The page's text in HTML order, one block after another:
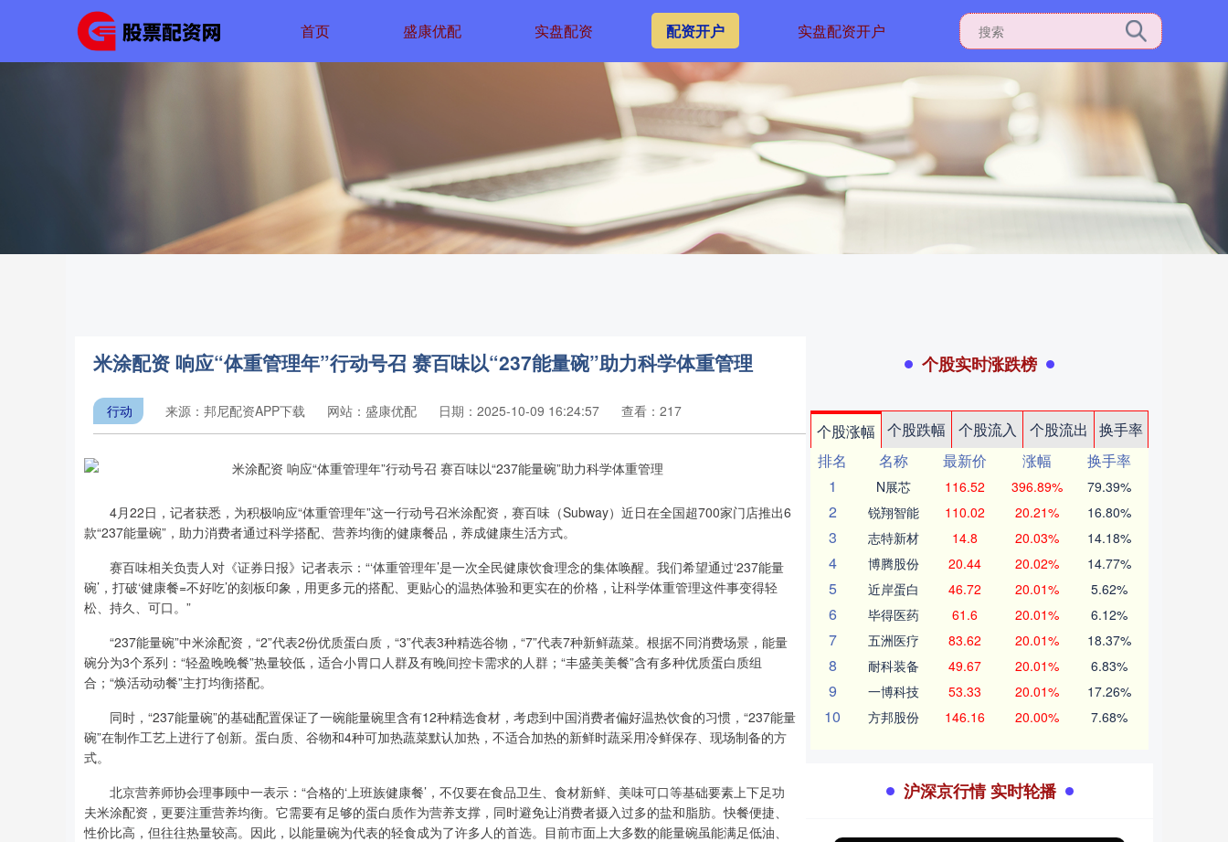
首页 盛康优配 实盘配资 配资开户 实盘配资开户
米涂配资 响应“体重管理年”行动号召 赛百味以“237能量碗”助力科学体重管理
行动 来源：邦尼配资APP下载 网站：盛康优配 日期：2025-10-09 16:24:57 查看：217
4月22日，记者获悉，为积极响应“体重管理年”这一行动号召米涂配资，赛百味（Subway）近日在全国超700家门店推出6
款“237能量碗”，助力消费者通过科学搭配、营养均衡的健康餐品，养成健康生活方式。
赛百味相关负责人对《证券日报》记者表示：“‘体重管理年’是一次全民健康饮食理念的集体唤醒。我们希望通过‘237能量
碗’，打破‘健康餐=不好吃’的刻板印象，用更多元的搭配、更贴心的温热体验和更实在的价格，让科学体重管理这件事变得轻
松、持久、可口。”
“237能量碗”中米涂配资，“2”代表2份优质蛋白质，“3”代表3种精选谷物，“7”代表7种新鲜蔬菜。根据不同消费场景，能量
碗分为3个系列：“轻盈晚晚餐”热量较低，适合小胃口人群及有晚间控卡需求的人群；“丰盛美美餐”含有多种优质蛋白质组
合；“焕活动动餐”主打均衡搭配。
同时，“237能量碗”的基础配置保证了一碗能量碗里含有12种精选食材，考虑到中国消费者偏好温热饮食的习惯，“237能量
碗”在制作工艺上进行了创新。蛋白质、谷物和4种可加热蔬菜默认加热，不适合加热的新鲜时蔬采用冷鲜保存、现场制备的方
式。
北京营养师协会理事顾中一表示：“合格的‘上班族健康餐’，不仅要在食品卫生、食材新鲜、美味可口等基础要素上下足功
夫米涂配资，更要注重营养均衡。它需要有足够的蛋白质作为营养支撑，同时避免让消费者摄入过多的盐和脂肪。快餐便捷、
性价比高，但往往热量较高。因此，以能量碗为代表的轻食成为了许多人的首选。目前市面上大多数的能量碗虽能满足低油、
个股实时涨跌榜
个股涨幅 个股跌幅 个股流入 个股流出
换手率
排名
名称 最新价 涨幅
换手率
1
N展芯 116.52 396.89% 79.39%
2 锐翔智能 110.02 20.21% 16.80%
3 志特新材 14.8 20.03% 14.18%
4 博腾股份 20.44 20.02% 14.77%
5 近岸蛋白 46.72 20.01% 5.62%
6 毕得医药 61.6 20.01% 6.12%
7 五洲医疗 83.62 20.01% 18.37%
8 耐科装备 49.67 20.01% 6.83%
9 一博科技 53.33 20.01% 17.26%
10 方邦股份 146.16 20.00% 7.68%
沪深京行情 实时轮播